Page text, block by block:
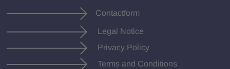
Contactform
Legal Notice
Privacy Policy
Terms and Conditions